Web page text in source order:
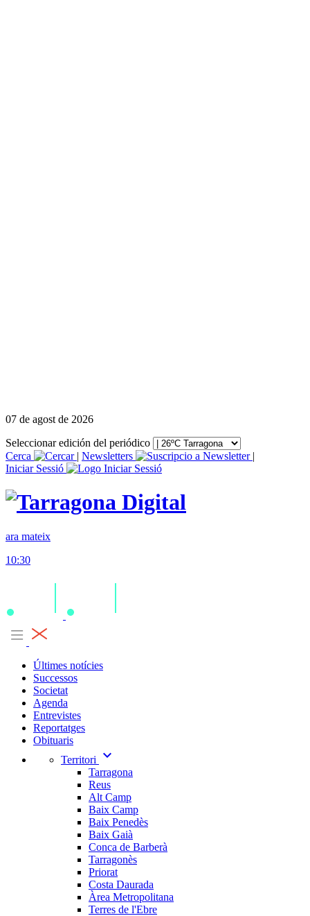
07 de agost de 2026
Seleccionar edición del periódico
Cerca
| Newsletters
|
Iniciar Sessió
ara mateix
10:30
Últimes notícies
Successos
Societat
Agenda
Entrevistes
Reportatges
Obituaris
Territori
expand_more
Tarragona
Reus
Alt Camp
Baix Camp
Baix Penedès
Baix Gaià
Conca de Barberà
Tarragonès
Priorat
Costa Daurada
Àrea Metropolitana
Terres de l'Ebre